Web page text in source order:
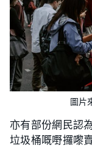
圖片
亦有部份網民認
垃圾桶嘅嘢攞嚟